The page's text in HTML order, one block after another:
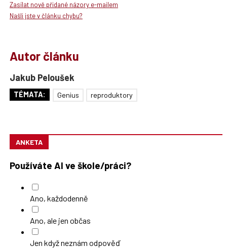
Zasílat nově přidané názory e-mailem
Našli jste v článku chybu?
Autor článku
Jakub Peloušek
TÉMATA: Genius reproduktory
ANKETA
Používáte AI ve škole/práci?
Ano, každodenně
Ano, ale jen občas
Jen když neznám odpověď